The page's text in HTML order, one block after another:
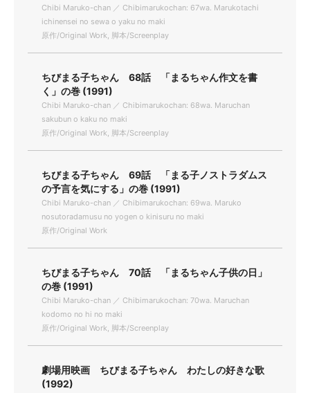
Chibi Maruko-chan ／ Chibimarukochan: 67wa. Marukotachi
ichinensei no sewa o yaku no maki
原作/Original Work, 脚本/Screenplay
ちびまる子ちゃん 68話 「まるちゃん作文を書
く」の巻 (1991)
Chibi Maruko-chan ／ Chibimarukochan: 68wa. Maruchan
sakubun o kaku no maki
原作/Original Work, 脚本/Screenplay
ちびまる子ちゃん 69話 「まる子ノストラダムス
の予言を気にする」の巻 (1991)
Chibi Maruko-chan ／ Chibimarukochan: 69wa. Maruko
nosutoradamusu no yogen o kinisuru no maki
原作/Original Work
ちびまる子ちゃん 70話 「まるちゃん子供の日」
の巻 (1991)
Chibi Maruko-chan ／ Chibimarukochan: 70wa. Maruchan
kodomo no hi no maki
原作/Original Work, 脚本/Screenplay
劇場用映画 ちびまる子ちゃん わたしの好きな歌
(1992)